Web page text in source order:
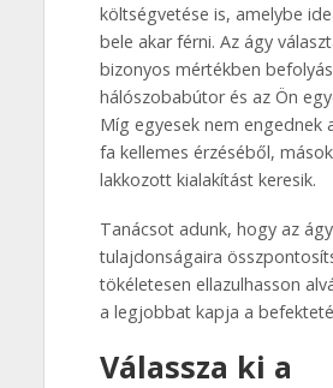
költségvetése is, amelybe
bele akar férni. Az ágy
bizonyos mértékben
hálószobabútor és az Ön
Míg egyesek nem engednek
fa kellemes érzéséből,
lakkozott kialakítást keresik.
Tanácsot adunk, hogy az
tulajdonságaira
tökéletesen ellazulhasson
a legjobbat kapja a
Válassza ki a